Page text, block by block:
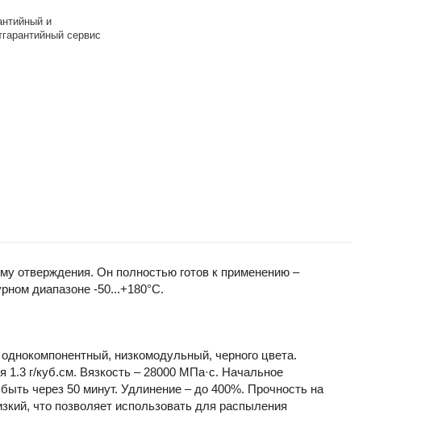
и
сервис
отверждения. Он полностью готов к применению –
диапазоне -50...+180°C.
низкомодульный, черного цвета.
1.3 г/куб.см. Вязкость – 28000 МПа·с. Начальное
через 50 минут. Удлинение – до 400%. Прочность на
что позволяет использовать для распыления